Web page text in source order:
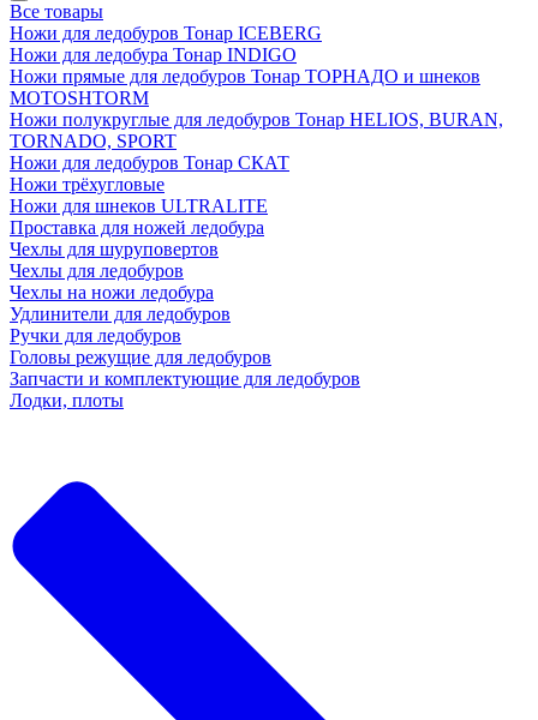
Все товары
Ножи для ледобуров Тонар ICEBERG
Ножи для ледобура Тонар INDIGO
Ножи прямые для ледобуров Тонар ТОРНАДО и шнеков
MOTOSHTORM
Ножи полукруглые для ледобуров Тонар HELIOS, BURAN,
TORNADO, SPORT
Ножи для ледобуров Тонар СКАТ
Ножи трёхугловые
Ножи для шнеков ULTRALITE
Проставка для ножей ледобура
Чехлы для шуруповертов
Чехлы для ледобуров
Чехлы на ножи ледобура
Удлинители для ледобуров
Ручки для ледобуров
Головы режущие для ледобуров
Запчасти и комплектующие для ледобуров
Лодки, плоты